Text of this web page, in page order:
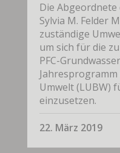
Die Abgeordnete
Sylvia M. Felder
zuständige
um sich für die
PFC-
Umwelt (LUBW)
einzusetzen.
22. März 2019